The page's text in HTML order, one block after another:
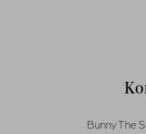
Bunny The